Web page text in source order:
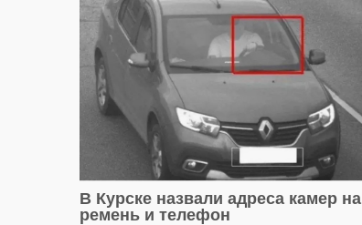
В Курске назвали адреса камер на
ремень и телефон